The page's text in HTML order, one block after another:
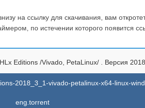
на ссылку для скачивания, вам
по истечении которого появится
Editions /Vivado, PetaLinux/ . Версия
2018_3_1-vivado-petalinux-x64-linux-
eng.torrent